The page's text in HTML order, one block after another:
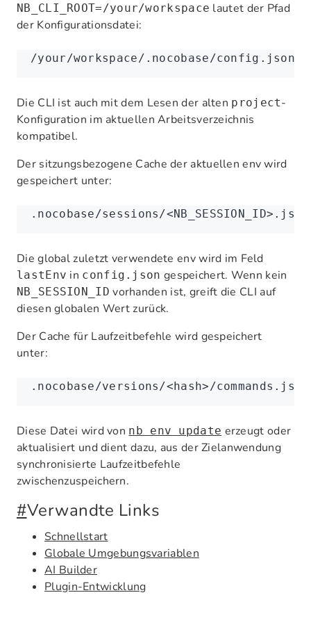
NB_CLI_ROOT=/your/workspace lautet der Pfad
der Konfigurationsdatei:
/your/workspace/.nocobase/config.json
Die CLI ist auch mit dem Lesen der alten project-
Konfiguration im aktuellen Arbeitsverzeichnis
kompatibel.
Der sitzungsbezogene Cache der aktuellen env wird
gespeichert unter:
.nocobase/sessions/<NB_SESSION_ID>.json
Die global zuletzt verwendete env wird im Feld
lastEnv in config.json gespeichert. Wenn kein
NB_SESSION_ID vorhanden ist, greift die CLI auf
diesen globalen Wert zurück.
Der Cache für Laufzeitbefehle wird gespeichert
unter:
.nocobase/versions/<hash>/commands.json
Diese Datei wird von nb env update erzeugt oder
aktualisiert und dient dazu, aus der Zielanwendung
synchronisierte Laufzeitbefehle
zwischenzuspeichern.
#Verwandte Links
Schnellstart
Globale Umgebungsvariablen
AI Builder
Plugin-Entwicklung